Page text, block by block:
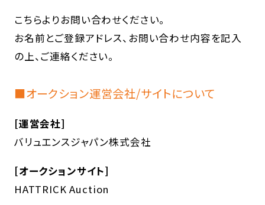
こちらよりお問い合わせください。
お名前とご登録アドレス、お問い合わせ内容を記入
の上、ご連絡ください。
■オークション運営会社/サイトについて
[運営会社]
バリュエンスジャパン株式会社
[オークションサイト]
HATTRICK Auction